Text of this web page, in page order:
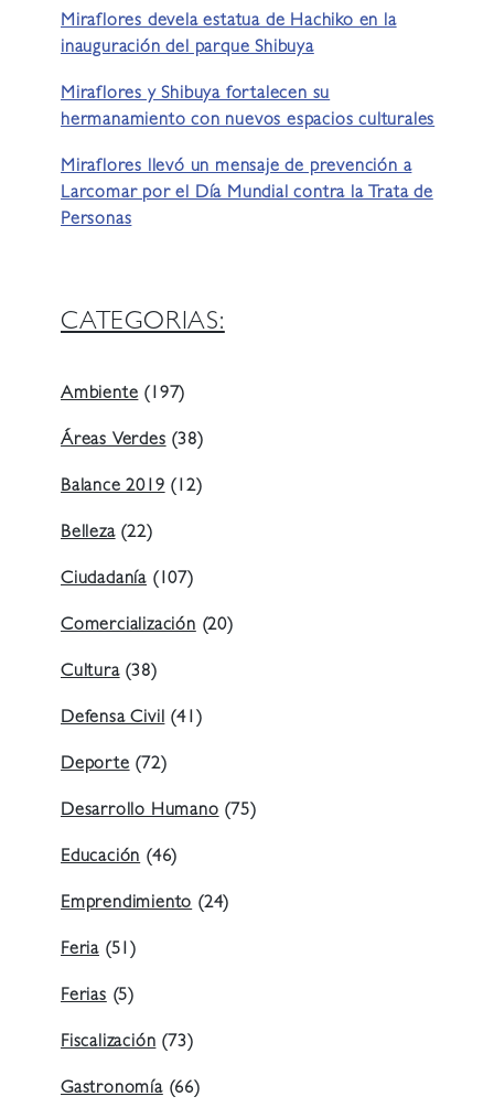
Miraflores devela estatua de Hachiko en la
inauguración del parque Shibuya
Miraflores y Shibuya fortalecen su
hermanamiento con nuevos espacios culturales
Miraflores llevó un mensaje de prevención a
Larcomar por el Día Mundial contra la Trata de
Personas
CATEGORIAS:
Ambiente (197)
Áreas Verdes (38)
Balance 2019 (12)
Belleza(22)
Ciudadanía (107)
Comercialización (20)
Cultura(38)
Defensa Civil (41)
Deporte (72)
Desarrollo Humano (75)
Educación (46)
Emprendimiento (24)
Feria (51)
Ferias (5)
Fiscalización (73)
Gastronomía(66)